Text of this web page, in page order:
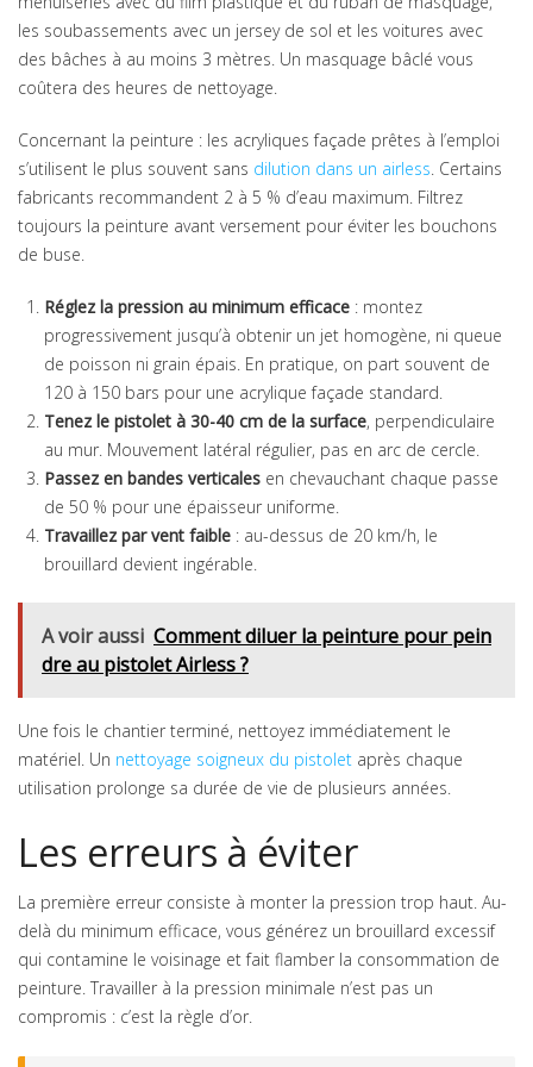
les soubassements avec un jersey de sol et les voitures avec
des bâches à au moins 3 mètres. Un masquage bâclé vous
coûtera des heures de nettoyage.
Concernant la peinture : les acryliques façade prêtes à l’emploi
s’utilisent le plus souvent sans dilution dans un airless. Certains
fabricants recommandent 2 à 5 % d’eau maximum. Filtrez
toujours la peinture avant versement pour éviter les bouchons
de buse.
Réglez la pression au minimum efficace : montez
progressivement jusqu’à obtenir un jet homogène, ni queue
de poisson ni grain épais. En pratique, on part souvent de
120 à 150 bars pour une acrylique façade standard.
Tenez le pistolet à 30-40 cm de la surface, perpendiculaire
au mur. Mouvement latéral régulier, pas en arc de cercle.
Passez en bandes verticales en chevauchant chaque passe
de 50 % pour une épaisseur uniforme.
Travaillez par vent faible : au-dessus de 20 km/h, le
brouillard devient ingérable.
A voir aussi Comment diluer la peinture pour pein
dre au pistolet Airless ?
Une fois le chantier terminé, nettoyez immédiatement le
matériel. Un nettoyage soigneux du pistolet après chaque
utilisation prolonge sa durée de vie de plusieurs années.
Les erreurs à éviter
La première erreur consiste à monter la pression trop haut. Au-
delà du minimum efficace, vous générez un brouillard excessif
qui contamine le voisinage et fait flamber la consommation de
peinture. Travailler à la pression minimale n’est pas un
compromis : c’est la règle d’or.